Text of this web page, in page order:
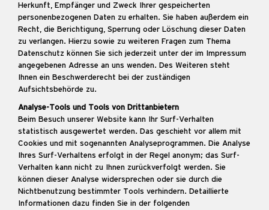
Herkunft, Empfänger und Zweck Ihrer gespeicherten
personenbezogenen Daten zu erhalten. Sie haben außerdem ein
Recht, die Berichtigung, Sperrung oder Löschung dieser Daten
zu verlangen. Hierzu sowie zu weiteren Fragen zum Thema
Datenschutz können Sie sich jederzeit unter der im Impressum
angegebenen Adresse an uns wenden. Des Weiteren steht
Ihnen ein Beschwerderecht bei der zuständigen
Aufsichtsbehörde zu.
Analyse-Tools und Tools von Drittanbietern
Beim Besuch unserer Website kann Ihr Surf-Verhalten
statistisch ausgewertet werden. Das geschieht vor allem mit
Cookies und mit sogenannten Analyseprogrammen. Die Analyse
Ihres Surf-Verhaltens erfolgt in der Regel anonym; das Surf-
Verhalten kann nicht zu Ihnen zurückverfolgt werden. Sie
können dieser Analyse widersprechen oder sie durch die
Nichtbenutzung bestimmter Tools verhindern. Detaillierte
Informationen dazu finden Sie in der folgenden